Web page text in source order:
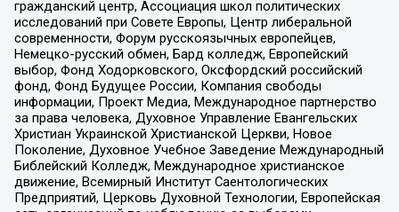
гражданский центр, Ассоциация школ политических
исследований при Совете Европы, Центр либеральной
современности, Форум русскоязычных европейцев,
Немецко-русский обмен, Бард колледж, Европейский
выбор, Фонд Ходорковского, Оксфордский российский
фонд, Фонд Будущее России, Компания свободы
информации, Проект Медиа, Международное партнерство
за права человека, Духовное Управление Евангельских
Христиан Украинской Христианской Церкви, Новое
Поколение, Духовное Учебное Заведение Международный
Библейский Колледж, Международное христианское
движение, Всемирный Институт Саентологических
Предприятий, Церковь Духовной Технологии, Европейская